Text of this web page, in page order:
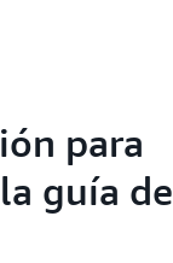
para
guía de